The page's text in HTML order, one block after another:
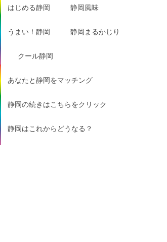
はじめる静岡 静岡風味
うまい！静岡 静岡まるかじり
クール静岡
あなたと静岡をマッチング
静岡の続きはこちらをクリック
静岡はこれからどうなる？